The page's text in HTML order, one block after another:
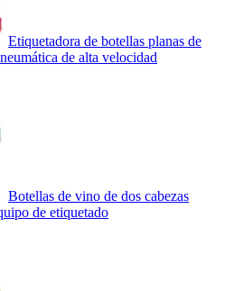
Etiquetadora de botellas planas de
de alta velocidad
Botellas de vino de dos cabezas
de etiquetado